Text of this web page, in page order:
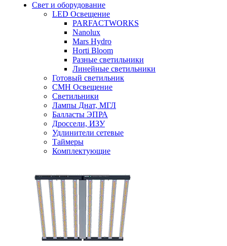
Свет и оборудование
LED Освещение
PARFACTWORKS
Nanolux
Mars Hydro
Horti Bloom
Разные светильники
Линейные светильники
Готовый светильник
CMH Освещение
Светильники
Лампы Днат, МГЛ
Балласты ЭПРА
Дроссели, ИЗУ
Удлинители сетевые
Таймеры
Комплектующие